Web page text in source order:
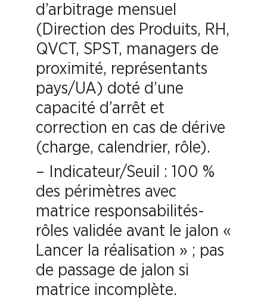
d’arbitrage mensuel
(Direction des Produits, RH,
QVCT, SPST, managers de
proximité, représentants
pays/UA) doté d’une
capacité d’arrêt et
correction en cas de dérive
(charge, calendrier, rôle).
– Indicateur/Seuil : 100 %
des périmètres avec
matrice responsabilités-
rôles validée avant le jalon «
Lancer la réalisation » ; pas
de passage de jalon si
matrice incomplète.